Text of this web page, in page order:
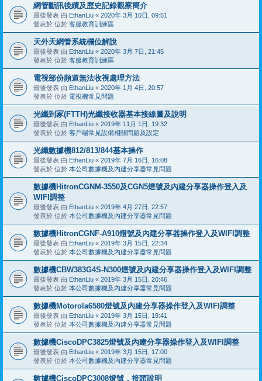
網管斷訊後續及歷史記錄觀察簡介
最後發表 由 EthanLiu « 2020年 3月 10日, 09:51
發表於 位於 客服教育訓練區
天外天網管系統欄位解說
最後發表 由 EthanLiu « 2020年 3月 7日, 21:45
發表於 位於 客服教育訓練區
電視部份頻道無法收視處理方法
最後發表 由 EthanLiu « 2020年 1月 4日, 20:57
發表於 位於 電視機常見問題
光纖到冢(FTTH)光纖接收器基本接線圖及說明
最後發表 由 EthanLiu « 2019年 11月 1日, 19:32
發表於 位於 客戶端常見設備相關問題及設定
光纖數據機812/813/844基本操作
最後發表 由 EthanLiu « 2019年 7月 16日, 16:08
發表於 位於 本公司數據機及內建分享器常見問題
數據機HitronCGNM-3550及CGN5燈號及內建分享器操作登入及
WIFI調整
最後發表 由 EthanLiu « 2019年 4月 27日, 22:57
發表於 位於 本公司數據機及內建分享器常見問題
數據機HitronCGNF-A910燈號及內建分享器操作登入及WIFI調整
最後發表 由 EthanLiu « 2019年 3月 15日, 22:34
發表於 位於 本公司數據機及內建分享器常見問題
數據機CBW383G4S-N300燈號及內建分享器操作登入及WIFI調整
最後發表 由 EthanLiu « 2019年 3月 15日, 20:46
發表於 位於 本公司數據機及內建分享器常見問題
數據機Motorola6580燈號及內建分享器操作登入及WIFI調整
最後發表 由 EthanLiu « 2019年 3月 15日, 19:41
發表於 位於 本公司數據機及內建分享器常見問題
數據機CiscoDPC3825燈號及內建分享器操作登入及WIFI調整
最後發表 由 EthanLiu « 2019年 3月 15日, 17:00
發表於 位於 本公司數據機及內建分享器常見問題
數據機CiscoDPC3008燈號，接頭說明